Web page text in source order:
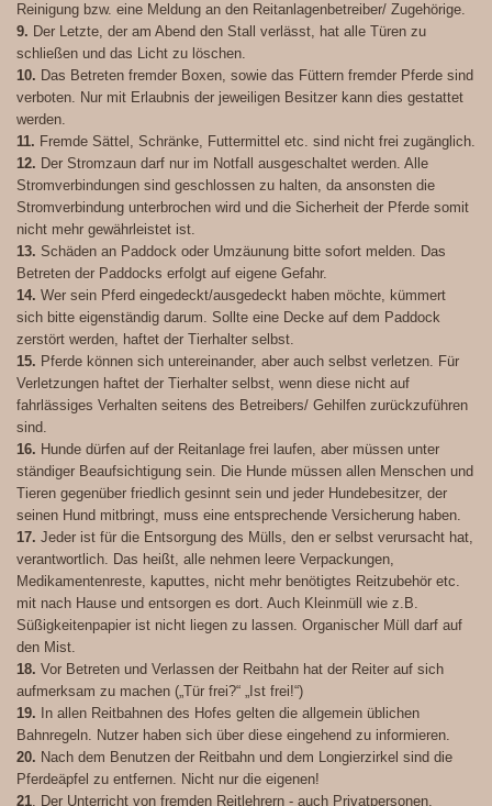
Reinigung bzw. eine Meldung an den Reitanlagenbetreiber/ Zugehörige.
9. Der Letzte, der am Abend den Stall verlässt, hat alle Türen zu
schließen und das Licht zu löschen.
10. Das Betreten fremder Boxen, sowie das Füttern fremder Pferde sind
verboten. Nur mit Erlaubnis der jeweiligen Besitzer kann dies gestattet
werden.
11. Fremde Sättel, Schränke, Futtermittel etc. sind nicht frei zugänglich.
12. Der Stromzaun darf nur im Notfall ausgeschaltet werden. Alle
Stromverbindungen sind geschlossen zu halten, da ansonsten die
Stromverbindung unterbrochen wird und die Sicherheit der Pferde somit
nicht mehr gewährleistet ist.
13. Schäden an Paddock oder Umzäunung bitte sofort melden. Das
Betreten der Paddocks erfolgt auf eigene Gefahr.
14. Wer sein Pferd eingedeckt/ausgedeckt haben möchte, kümmert
sich bitte eigenständig darum. Sollte eine Decke auf dem Paddock
zerstört werden, haftet der Tierhalter selbst.
15. Pferde können sich untereinander, aber auch selbst verletzen. Für
Verletzungen haftet der Tierhalter selbst, wenn diese nicht auf
fahrlässiges Verhalten seitens des Betreibers/ Gehilfen zurückzuführen
sind.
16. Hunde dürfen auf der Reitanlage frei laufen, aber müssen unter
ständiger Beaufsichtigung sein. Die Hunde müssen allen Menschen und
Tieren gegenüber friedlich gesinnt sein und jeder Hundebesitzer, der
seinen Hund mitbringt, muss eine entsprechende Versicherung haben.
17. Jeder ist für die Entsorgung des Mülls, den er selbst verursacht hat,
verantwortlich. Das heißt, alle nehmen leere Verpackungen,
Medikamentenreste, kaputtes, nicht mehr benötigtes Reitzubehör etc.
mit nach Hause und entsorgen es dort. Auch Kleinmüll wie z.B.
Süßigkeitenpapier ist nicht liegen zu lassen. Organischer Müll darf auf
den Mist.
18. Vor Betreten und Verlassen der Reitbahn hat der Reiter auf sich
aufmerksam zu machen („Tür frei?“ „Ist frei!“)
19.
In allen Reitbahnen des Hofes gelten die allgemein üblichen
Bahnregeln. Nutzer haben sich über diese eingehend zu informieren.
20. Nach dem Benutzen der Reitbahn und dem Longierzirkel sind die
Pferdeäpfel zu entfernen. Nicht nur die eigenen!
21. Der Unterricht von fremden Reitlehrern - auch Privatpersonen,